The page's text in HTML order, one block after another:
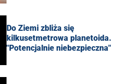
Do Ziemi zbliża się
kilkusetmetrowa planetoida.
"Potencjalnie niebezpieczna"